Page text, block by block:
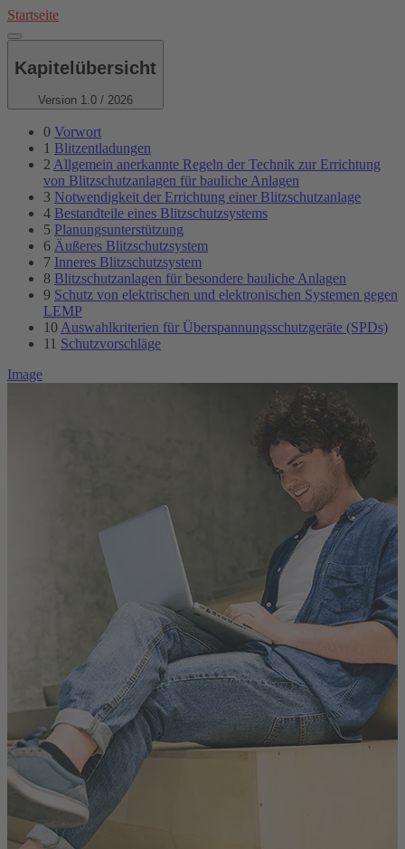
Direkt
zum
Startseite
Kapitelübersicht
Version 1.0 / 2026
0 Vorwort
1 Blitzentladungen
2 Allgemein anerkannte Regeln der Technik zur Errichtung
von Blitzschutzanlagen für bauliche Anlagen
3 Notwendigkeit der Errichtung einer Blitzschutzanlage
4 Bestandteile eines Blitzschutzsystems
5 Planungsunterstützung
6 Äußeres Blitzschutzsystem
7 Inneres Blitzschutzsystem
8 Blitzschutzanlagen für besondere bauliche Anlagen
9 Schutz von elektrischen und elektronischen Systemen gegen
LEMP
10 Auswahlkriterien für Überspannungsschutzgeräte (SPDs)
11 Schutzvorschläge
Image